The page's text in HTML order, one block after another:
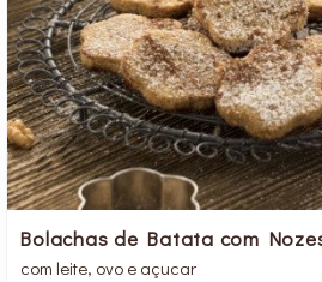
Bolachas de Batata com
com leite, ovo e açucar